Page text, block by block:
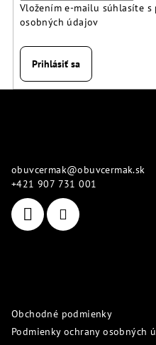
Vložením e-mailu súhlasíte s
osobných údajov
Prihlásiť sa
obuvcermak@obuvcermak.sk
+421 907 731 001
Obchodné podmienky
Podmienky ochrany osobných